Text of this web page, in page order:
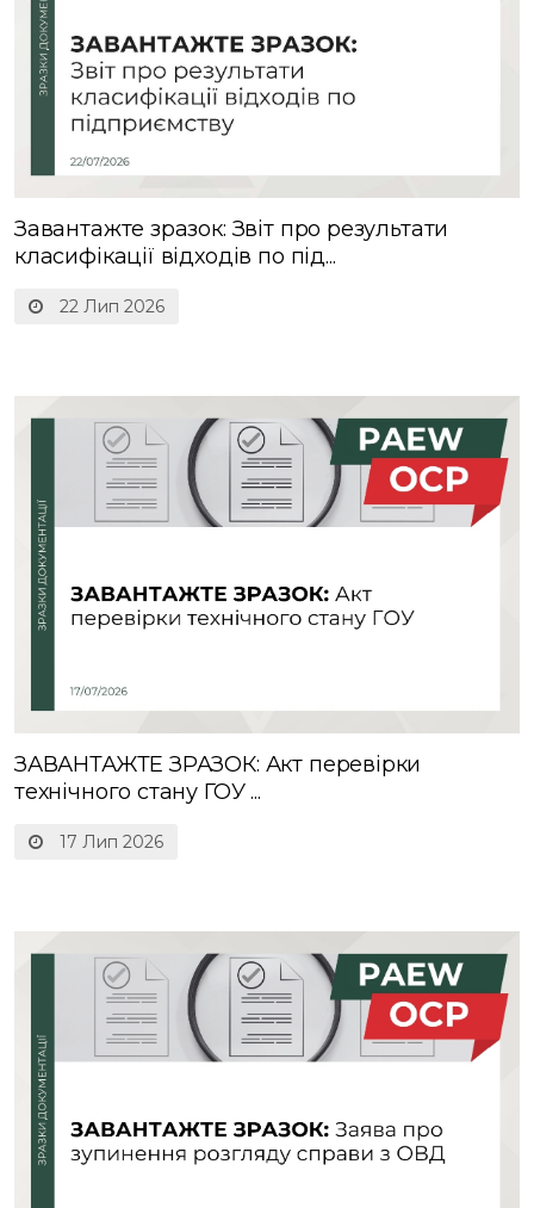
22 Лип 2026
Завантажте зразок: Звіт про результати
класифікації відходів по під...
17 Лип 2026
ЗАВАНТАЖТЕ ЗРАЗОК: Акт перевірки
технічного стану ГОУ ...